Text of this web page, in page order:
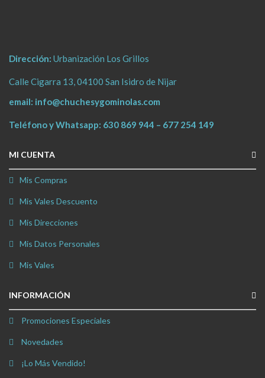
Dirección: Urbanización Los Grillos
Calle Cigarra 13, 04100 San Isidro de Nijar
email: info@chuchesygominolas.com
Teléfono y Whatsapp: 630 869 944 – 677 254 149
MI CUENTA
Mis Compras
Mis Vales Descuento
Mis Direcciones
Mis Datos Personales
Mis Vales
INFORMACIÓN
Promociones Especiales
Novedades
¡Lo Más Vendido!